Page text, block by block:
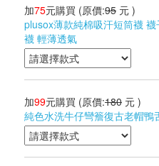
加75元購買 (原價:95 元 )
plusox薄款純棉吸汗短筒襪
襪 輕薄透氣
加99元購買 (原價:180 元 )
純色水洗牛仔彎簷復古老帽鴨